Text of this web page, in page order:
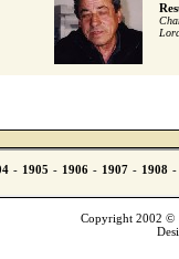
Copyright 2002 ©